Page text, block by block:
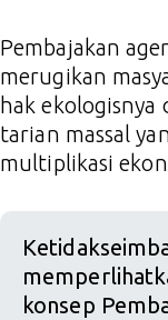
Pembajakan
merugikan
hak
tarian massal
multiplikasi
konsep